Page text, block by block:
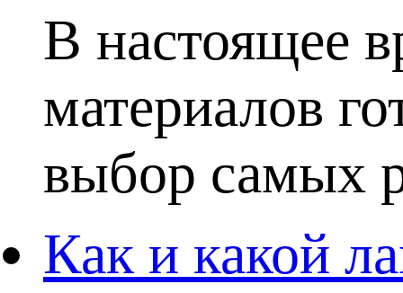
В настоящее
материалов
выбор самых
Как и какой